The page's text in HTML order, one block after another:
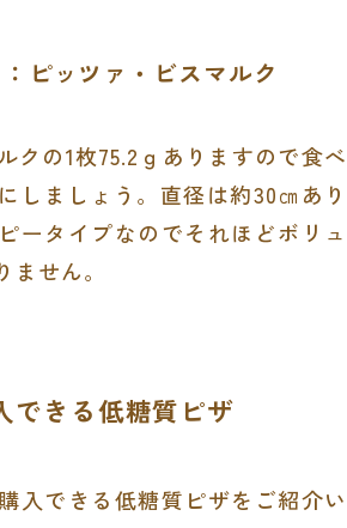
ピッツァ・ビスマルク
クの1枚75.2 ｇありますので食べ
しましょう。直径は約30㎝あり
ータイプなのでそれほどボリュ
せん。
できる低糖質ピザ
入できる低糖質ピザをご紹介い